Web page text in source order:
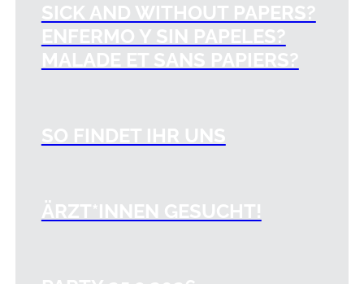
SICK AND WITHOUT PAPERS?
ENFERMO Y SIN PAPELES?
MALADE ET SANS PAPIERS?
SO FINDET IHR UNS
ÄRZT*INNEN GESUCHT!